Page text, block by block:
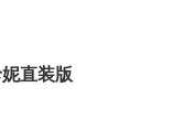
直装版